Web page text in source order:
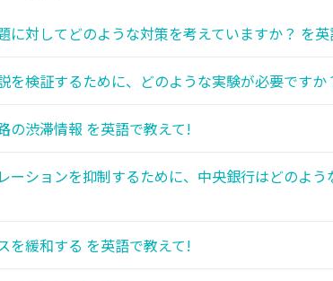
に対してどのような対策を考えていますか？ を
を検証するために、どのような実験が必要ですか
の渋滞情報 を英語で教えて!
ーションを抑制するために、中央銀行はどのよ
を緩和する を英語で教えて!